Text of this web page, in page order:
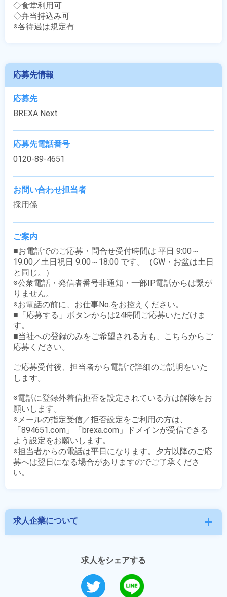
◇食堂利用可
◇弁当持込み可
※各待遇は規定有
応募先情報
応募先
BREXA Next
応募先電話番号
0120-89-4651
お問い合わせ担当者
採用係
ご案内
■お電話でのご応募・問合せ受付時間は 平日 9:00～
19:00／土日祝日 9:00～18:00 です。（GW・お盆は土日
と同じ。）
※公衆電話・発信者番号非通知・一部IP電話からは繋が
りません。
※お電話の前に、お仕事No.をお控えください。
■「応募する」ボタンからは24時間ご応募いただけま
す。
■当社への登録のみをご希望される方も、こちらからご
応募ください。
ご応募受付後、担当者から電話で詳細のご説明をいた
します。
※電話に登録外着信拒否を設定されている方は解除をお
願いします。
※メールの指定受信／拒否設定をご利用の方は、
「894651.com」「brexa.com」ドメインが受信できる
よう設定をお願いします。
※担当者からの電話は平日になります。夕方以降のご応
募へは翌日になる場合がありますのでご了承くださ
求人企業について add
求人をシェアする